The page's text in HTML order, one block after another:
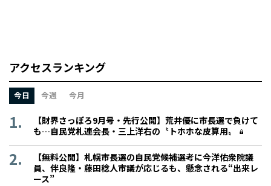
アクセスランキング
今日 今週 今月
【財界さっぽろ9月号・先行公開】荒井優に市長選で負けて
も…自民党札連会長・三上洋右の〝トホホな皮算用〟
【無料公開】札幌市長選の自民党候補選考に今洋佑衆院議
員、伴良隆・藤田稔人市議が応じるも、懸念される“出来レ
ース”